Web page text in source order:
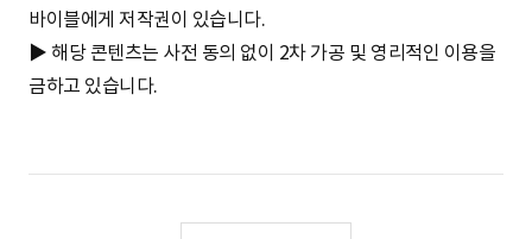
바이블에게 저작권이 있습니다.
▶ 해당 콘텐츠는 사전 동의 없이 2차 가공 및 영리적인 이용을
금하고 있습니다.